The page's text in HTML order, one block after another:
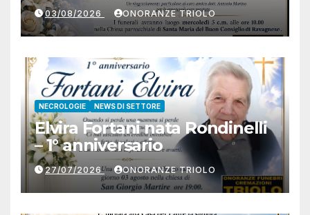
03/08/2026 ONORANZE TRIOLO
NECROLOGIE NEWS DI SETTORE
Elvira Fortani nata Rondinelli
– 1° anniversario
27/07/2026 ONORANZE TRIOLO